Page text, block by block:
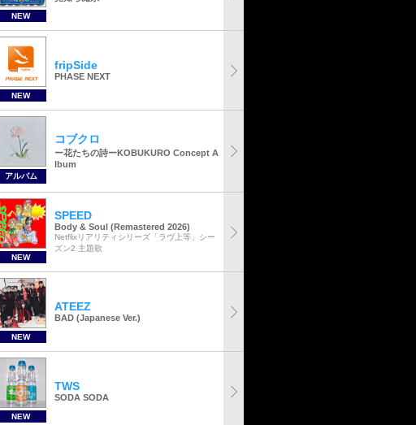
NEW
NEW
fripSide
PHASE NEXT
アルバム
コブクロ
ー花たちの詩ーKOBUKURO Concept A
lbum
NEW
SPEED
Body & Soul (Remastered 2026)
Netflixリアリティシリーズ「ラヴ上等」シー
ズン2 主題歌
NEW
ATEEZ
BAD (Japanese Ver.)
NEW
TWS
SODA SODA